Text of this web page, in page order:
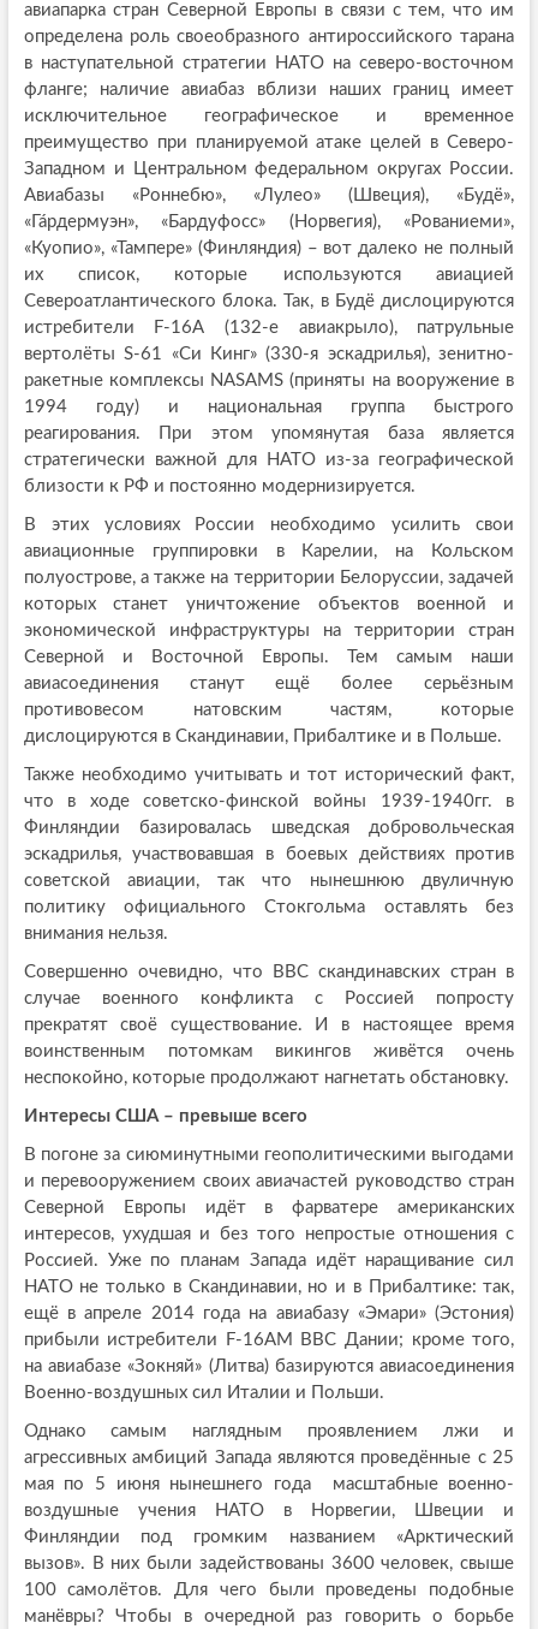
авиапарка стран Северной Европы в связи с тем, что им
определена роль своеобразного антироссийского тарана
в наступательной стратегии НАТО на северо-восточном
фланге; наличие авиабаз вблизи наших границ имеет
исключительное географическое и временное
преимущество при планируемой атаке целей в Северо-
Западном и Центральном федеральном округах России.
Авиабазы «Роннебю», «Лулео» (Швеция), «Будё»,
«Га́рдермуэн», «Бардуфосс» (Норвегия), «Рованиеми»,
«Куопио», «Тампере» (Финляндия) – вот далеко не полный
их список, которые используются авиацией
Североатлантического блока. Так, в Будё дислоцируются
истребители
F-16A (132-е авиакрыло), патрульные
вертолёты S-61 «Си Кинг» (330-я эскадрилья), зенитно-
ракетные комплексы NASAMS (приняты на вооружение в
1994 году) и национальная группа быстрого
реагирования. При этом упомянутая база является
стратегически важной для НАТО из-за географической
близости к РФ и постоянно модернизируется.
В этих условиях России необходимо усилить свои
авиационные группировки в Карелии, на Кольском
полуострове, а также на территории Белоруссии, задачей
которых станет уничтожение объектов военной и
экономической инфраструктуры на территории стран
Северной и Восточной Европы. Тем самым наши
авиасоединения станут ещё более серьёзным
противовесом натовским частям, которые
дислоцируются в Скандинавии, Прибалтике и в Польше.
Также необходимо учитывать и тот исторический факт,
что в ходе советско-финской войны 1939-1940гг. в
Финляндии базировалась шведская добровольческая
эскадрилья, участвовавшая в боевых действиях против
советской авиации, так что нынешнюю двуличную
политику официального Стокгольма оставлять без
внимания нельзя.
Совершенно очевидно, что ВВС скандинавских стран в
случае военного конфликта с Россией попросту
прекратят своё существование. И в настоящее время
воинственным потомкам викингов живётся очень
неспокойно, которые продолжают нагнетать обстановку.
Интересы США – превыше всего
В погоне за сиюминутными геополитическими выгодами
и перевооружением своих авиачастей руководство стран
Северной Европы идёт в фарватере американских
интересов, ухудшая и без того непростые отношения с
Россией. Уже по планам Запада идёт наращивание сил
НАТО не только в Скандинавии, но и в Прибалтике: так,
ещё в апреле 2014 года на авиабазу «Эмари» (Эстония)
прибыли истребители F-16АМ ВВС Дании; кроме того,
на авиабазе «Зокняй» (Литва) базируются авиасоединения
Военно-воздушных сил Италии и Польши.
Однако самым наглядным проявлением лжи и
агрессивных амбиций Запада являются проведённые с 25
мая по 5 июня нынешнего года масштабные военно-
воздушные учения НАТО в Норвегии, Швеции и
Финляндии под громким названием «Арктический
вызов». В них были задействованы 3600 человек, свыше
100 самолётов. Для чего были проведены подобные
манёвры? Чтобы в очередной раз говорить о борьбе